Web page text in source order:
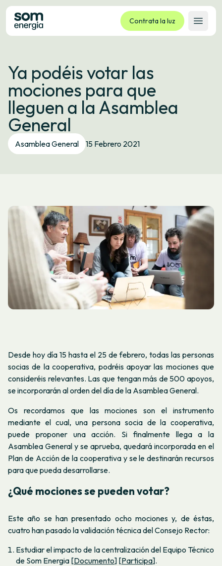
Contrata la luz
Abrir
Tarifas
Servicios
Empresas
La cooperativa
Contacto
Trámites
Ya podéis votar las
mociones para que
lleguen a la Asamblea
General
Asamblea General 15 Febrero 2021
Desde hoy día 15 hasta el 25 de febrero, todas las personas
socias de la cooperativa, podréis apoyar las mociones que
consideréis relevantes. Las que tengan más de 500 apoyos,
se incorporarán al orden del día de la Asamblea General.
Os recordamos que las mociones son el instrumento
mediante el cual, una persona socia de la cooperativa,
puede proponer una acción. Si finalmente llega a la
Asamblea General y se aprueba, quedará incorporada en el
Plan de Acción de la cooperativa y se le destinarán recursos
para que pueda desarrollarse.
¿Qué mociones se pueden votar?
Este año se han presentado ocho mociones y, de éstas,
cuatro han pasado la validación técnica del Consejo Rector:
Estudiar el impacto de la centralización del Equipo Técnico
de Som Energia [Documento] [Participa].